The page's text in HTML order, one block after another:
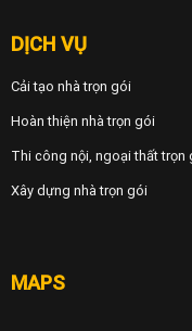
DỊCH VỤ
Cải tạo nhà trọn gói
Hoàn thiện nhà trọn gói
Thi công nội, ngoại thất trọn
Xây dựng nhà trọn gói
MAPS